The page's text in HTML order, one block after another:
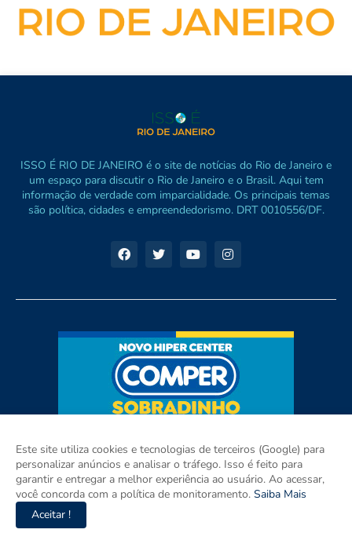
ISSO É RIO DE JANEIRO é o site de notícias do Rio de Janeiro e
um espaço para discutir o Rio de Janeiro e o Brasil. Aqui tem
informação de verdade com imparcialidade. Os principais temas
são política, cidades e empreendedorismo. DRT 0010556/DF.
Este site utiliza cookies e tecnologias de terceiros (Google) para
personalizar anúncios e analisar o tráfego. Isso é feito para
garantir e entregar a melhor experiência ao usuário. Ao acessar,
você concorda com a política de monitoramento. Saiba Mais
Aceitar !